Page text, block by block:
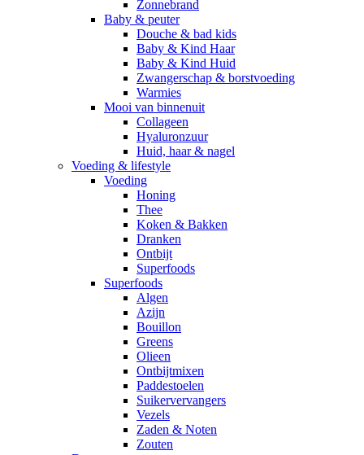
Zonnebrand
Baby & peuter
Douche & bad kids
Baby & Kind Haar
Baby & Kind Huid
Zwangerschap & borstvoeding
Warmies
Mooi van binnenuit
Collageen
Hyaluronzuur
Huid, haar & nagel
Voeding & lifestyle
Voeding
Honing
Thee
Koken & Bakken
Dranken
Ontbijt
Superfoods
Superfoods
Algen
Azijn
Bouillon
Greens
Olieen
Ontbijtmixen
Paddestoelen
Suikervervangers
Vezels
Zaden & Noten
Zouten